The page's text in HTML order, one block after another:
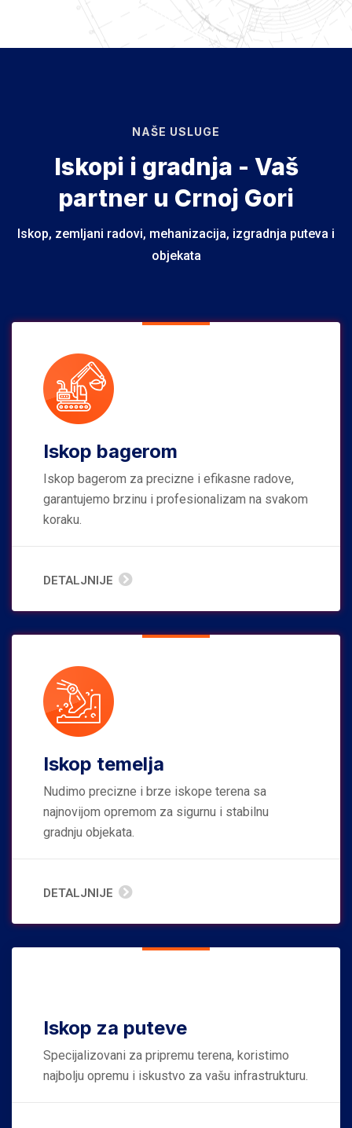
NAŠE USLUGE
Iskopi i gradnja - Vaš
partner u Crnoj Gori
Iskop, zemljani radovi, mehanizacija, izgradnja puteva i
objekata
Iskop bagerom
Iskop bagerom za precizne i efikasne radove,
garantujemo brzinu i profesionalizam na svakom
koraku.
DETALJNIJE
Iskop temelja
Nudimo precizne i brze iskope terena sa
najnovijom opremom za sigurnu i stabilnu
gradnju objekata.
DETALJNIJE
Iskop za puteve
Specijalizovani za pripremu terena, koristimo
najbolju opremu i iskustvo za vašu infrastrukturu.